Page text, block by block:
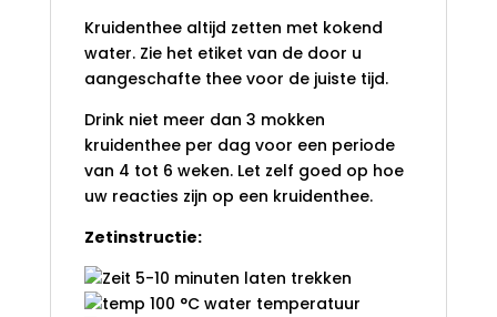
Kruidenthee altijd zetten met kokend
water. Zie het etiket van de door u
aangeschafte thee voor de juiste tijd.
Drink niet meer dan 3 mokken
kruidenthee per dag voor een periode
van 4 tot 6 weken. Let zelf goed op hoe
uw reacties zijn op een kruidenthee.
Zetinstructie:
5-10 minuten laten trekken
100 °C water temperatuur